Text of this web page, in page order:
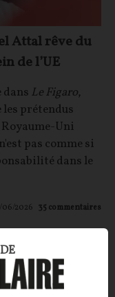
Attal rêve du
de l’UE
dans Le Figaro,
prétendus
Uni
pas comme si
dans le
06/2026 35 commentaires